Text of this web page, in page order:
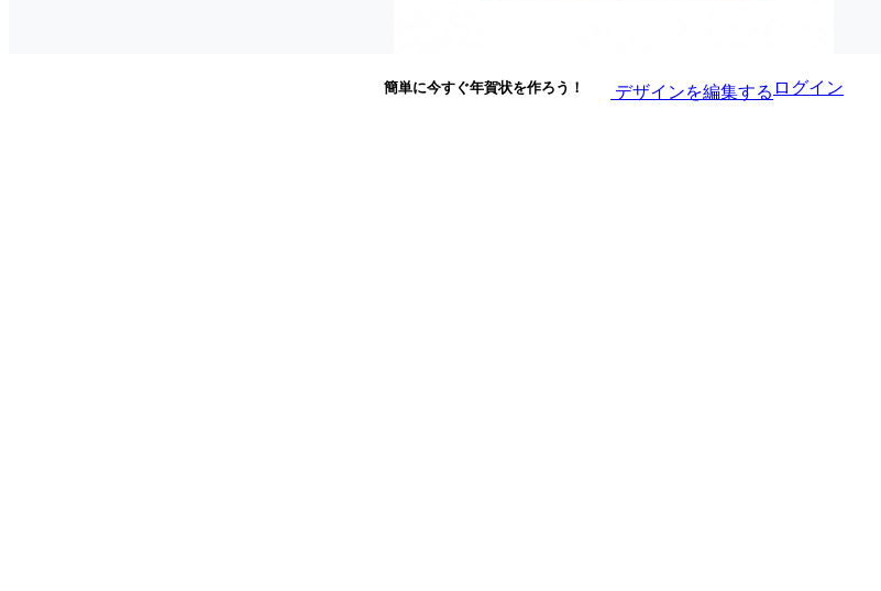
簡単に今すぐ年賀状を作ろう！ デザインを編集する ログイン